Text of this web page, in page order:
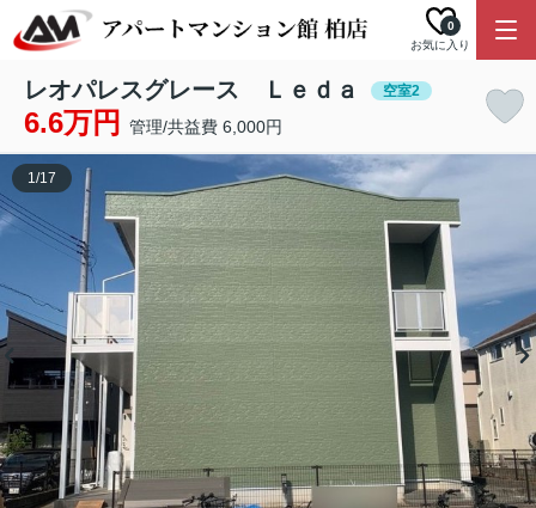
お気に入り
0
レオパレスグレース Ｌｅｄａ 空室2
6.6万円 管理/共益費 6,000円
1/17